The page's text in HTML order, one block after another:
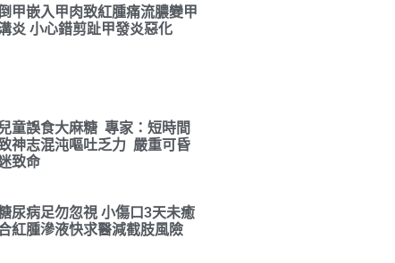
甲嵌入甲肉致紅腫痛流膿變甲
炎 小心錯剪趾甲發炎惡化
兒童誤食大麻糖 專家：短時間
神志混沌嘔吐乏力 嚴重可昏
致命
尿病足勿忽視 小傷口3天未癒
紅腫滲液快求醫減截肢風險